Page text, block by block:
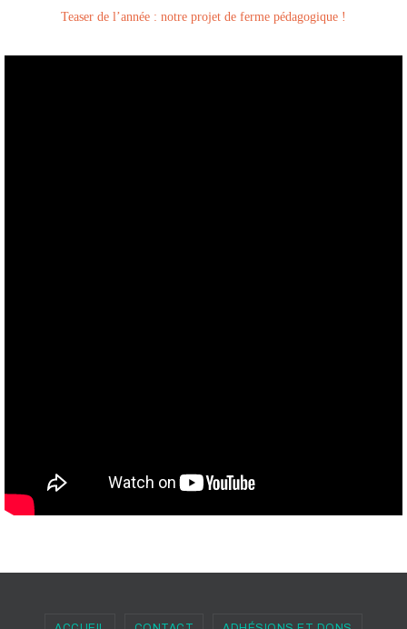
Teaser de l’année : notre projet de ferme pédagogique !